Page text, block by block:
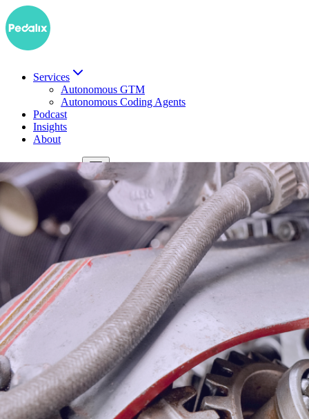
Services
Autonomous GTM
Autonomous Coding Agents
Podcast
Insights
About
EN Demo buchen